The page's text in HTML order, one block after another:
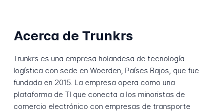
Acerca de Trunkrs
Trunkrs es una empresa holandesa de tecnología
logística con sede en Woerden, Países Bajos, que fue
fundada en 2015. La empresa opera como una
plataforma de TI que conecta a los minoristas de
comercio electrónico con empresas de transporte